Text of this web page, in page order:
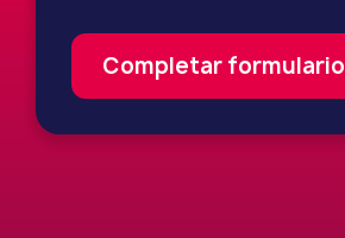
Completar formulario